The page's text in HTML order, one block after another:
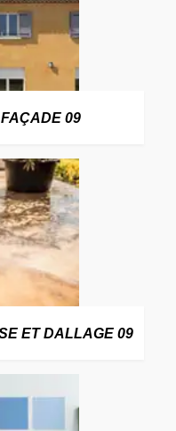
09
ET DALLAGE 09